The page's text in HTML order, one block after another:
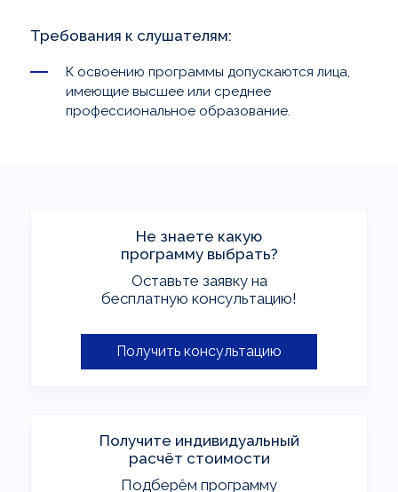
Требования к слушателям:
К освоению программы допускаются лица,
имеющие высшее или среднее
профессиональное образование.
Не знаете какую
программу выбрать?
Оставьте заявку на
бесплатную консультацию!
Получить консультацию
Получите индивидуальный
расчёт стоимости
Подберём программу